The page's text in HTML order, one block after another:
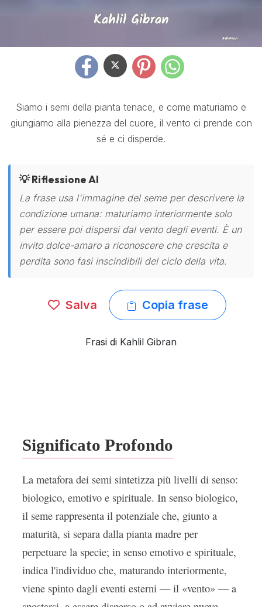
Siamo i semi della pianta tenace, e come maturiamo e
giungiamo alla pienezza del cuore, il vento ci prende con
sé e ci disperde.
💡 Riflessione AI
La frase usa l'immagine del seme per descrivere la
condizione umana: maturiamo interiormente solo
per essere poi dispersi dal vento degli eventi. È un
invito dolce-amaro a riconoscere che crescita e
perdita sono fasi inscindibili del ciclo della vita.
Salva Copia frase
Frasi di Kahlil Gibran
Significato Profondo
La metafora dei semi sintetizza più livelli di senso:
biologico, emotivo e spirituale. In senso biologico,
il seme rappresenta il potenziale che, giunto a
maturità, si separa dalla pianta madre per
perpetuare la specie; in senso emotivo e spirituale,
indica l'individuo che, maturando interiormente,
viene spinto dagli eventi esterni — il «vento» — a